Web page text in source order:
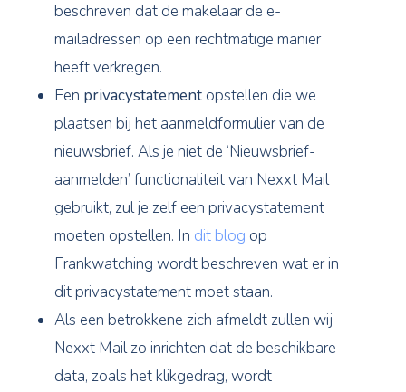
beschreven dat de makelaar de e-
mailadressen op een rechtmatige manier
heeft verkregen.
Een privacystatement opstellen die we
plaatsen bij het aanmeldformulier van de
nieuwsbrief. Als je niet de ‘Nieuwsbrief-
aanmelden’ functionaliteit van Nexxt Mail
gebruikt, zul je zelf een privacystatement
moeten opstellen. In dit blog op
Frankwatching wordt beschreven wat er in
dit privacystatement moet staan.
Als een betrokkene zich afmeldt zullen wij
Nexxt Mail zo inrichten dat de beschikbare
data, zoals het klikgedrag, wordt